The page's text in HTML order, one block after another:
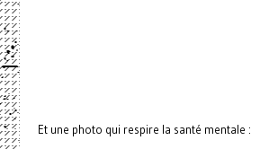
Et une photo qui respire la santé mentale :